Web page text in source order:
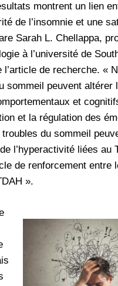
montrent un lien
de l’insomnie et une
Sarah L. Chellappa,
à l’université de
l’article de recherche. «
sommeil peuvent altérer
et
et la régulation des
du sommeil
l’hyperactivité liées au
de renforcement entre
».